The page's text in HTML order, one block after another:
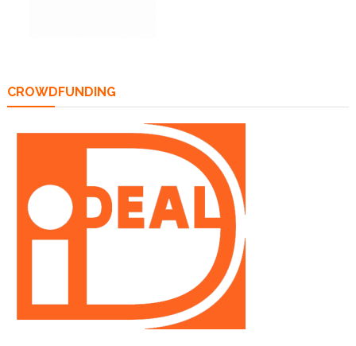
CROWDFUNDING